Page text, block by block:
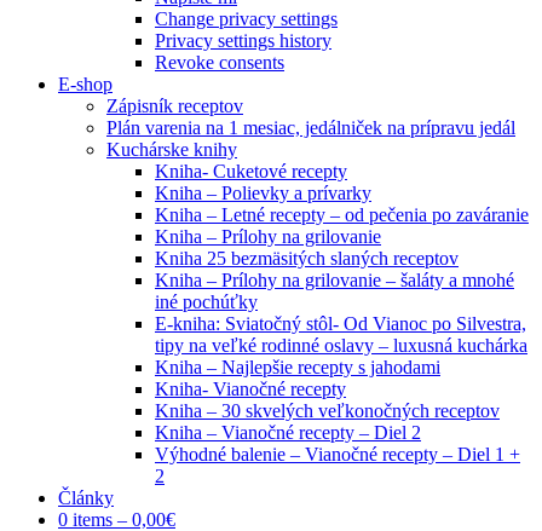
Change privacy settings
Privacy settings history
Revoke consents
E-shop
Zápisník receptov
Plán varenia na 1 mesiac, jedálniček na prípravu jedál
Kuchárske knihy
Kniha- Cuketové recepty
Kniha – Polievky a prívarky
Kniha – Letné recepty – od pečenia po zaváranie
Kniha – Prílohy na grilovanie
Kniha 25 bezmäsitých slaných receptov
Kniha – Prílohy na grilovanie – šaláty a mnohé
iné pochúťky
E-kniha: Sviatočný stôl- Od Vianoc po Silvestra,
tipy na veľké rodinné oslavy – luxusná kuchárka
Kniha – Najlepšie recepty s jahodami
Kniha- Vianočné recepty
Kniha – 30 skvelých veľkonočných receptov
Kniha – Vianočné recepty – Diel 2
Výhodné balenie – Vianočné recepty – Diel 1 +
2
Články
0 items – 0,00€